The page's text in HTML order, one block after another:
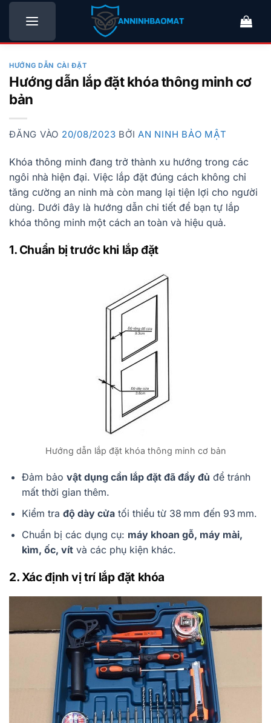
Bỏ
nội
HƯỚNG DẪN CÀI ĐẶT
Hướng dẫn lắp đặt khóa thông minh cơ
bản
ĐĂNG VÀO 20/08/2023 BỞI AN NINH BẢO MẬT
Khóa thông minh đang trở thành xu hướng trong các
ngôi nhà hiện đại. Việc lắp đặt đúng cách không chỉ
tăng cường an ninh mà còn mang lại tiện lợi cho người
dùng. Dưới đây là hướng dẫn chi tiết để bạn tự lắp
khóa thông minh một cách an toàn và hiệu quả.
1. Chuẩn bị trước khi lắp đặt
Hướng dẫn lắp đặt khóa thông minh cơ bản
Đảm bảo vật dụng cần lắp đặt đã đầy đủ để tránh
mất thời gian thêm.
Kiểm tra độ dày cửatối thiểu từ 38 mm đến 93 mm.
Chuẩn bị các dụng cụ: máy khoan gỗ, máy mài,
kìm, ốc, vítvà các phụ kiện khác.
2. Xác định vị trí lắp đặt khóa